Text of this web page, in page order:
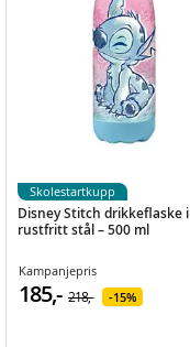
Disney Stitch drikkeflaske i
rustfritt stål – 500 ml
Kampanjepris
185,- 218,- 15%
Skolestartkupp